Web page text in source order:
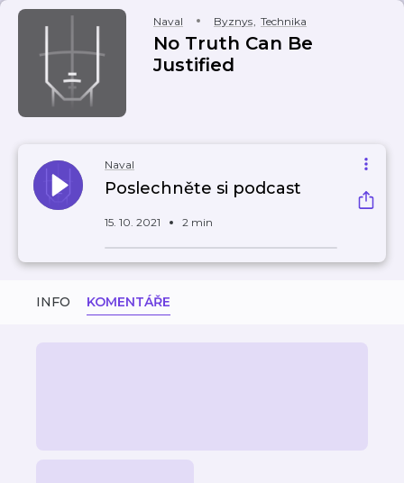
Naval Byznys, Technika
No Truth Can Be
Justified
Naval
Poslechněte si podcast
15. 10. 2021 2 min
INFO KOMENTÁŘE